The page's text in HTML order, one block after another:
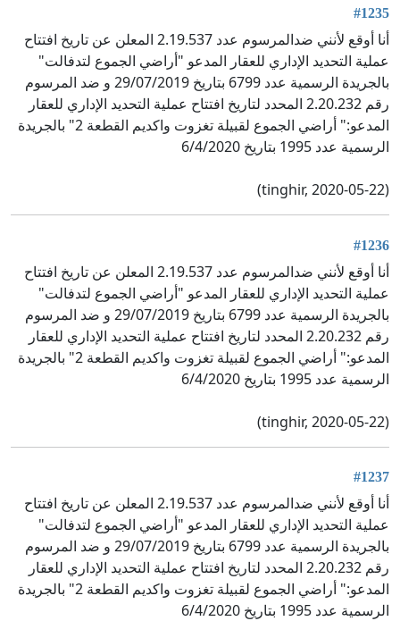
#1235
أنا أوقع لأنني ضدالمرسوم عدد 2.19.537 المعلن عن تاريخ افتتاح
عملية التحديد الإداري للعقار المدعو "أراضي الجموع لتدفالت"
بالجريدة الرسمية عدد 6799 بتاريخ 29/07/2019 و ضد المرسوم
رقم 2.20.232 المحدد لتاريخ افتتاح عملية التحديد الإداري للعقار
المدعو:" أراضي الجموع لقبيلة تغزوت واكديم القطعة 2" بالجريدة
الرسمية عدد 1995 بتاريخ 6/4/2020
(tinghir, 2020-05-22)
#1236
أنا أوقع لأنني ضدالمرسوم عدد 2.19.537 المعلن عن تاريخ افتتاح
عملية التحديد الإداري للعقار المدعو "أراضي الجموع لتدفالت"
بالجريدة الرسمية عدد 6799 بتاريخ 29/07/2019 و ضد المرسوم
رقم 2.20.232 المحدد لتاريخ افتتاح عملية التحديد الإداري للعقار
المدعو:" أراضي الجموع لقبيلة تغزوت واكديم القطعة 2" بالجريدة
الرسمية عدد 1995 بتاريخ 6/4/2020
(tinghir, 2020-05-22)
#1237
أنا أوقع لأنني ضدالمرسوم عدد 2.19.537 المعلن عن تاريخ افتتاح
عملية التحديد الإداري للعقار المدعو "أراضي الجموع لتدفالت"
بالجريدة الرسمية عدد 6799 بتاريخ 29/07/2019 و ضد المرسوم
رقم 2.20.232 المحدد لتاريخ افتتاح عملية التحديد الإداري للعقار
المدعو:" أراضي الجموع لقبيلة تغزوت واكديم القطعة 2" بالجريدة
الرسمية عدد 1995 بتاريخ 6/4/2020